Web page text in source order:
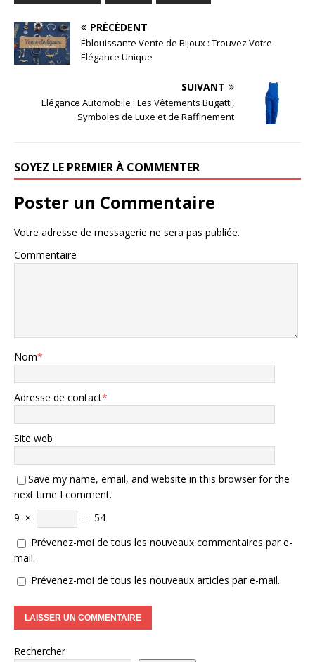
PRÉCÉDENT
Éblouissante Vente de Bijoux : Trouvez Votre
Élégance Unique
SUIVANT
Élégance Automobile : Les Vêtements Bugatti,
Symboles de Luxe et de Raffinement
SOYEZ LE PREMIER À COMMENTER
Poster un Commentaire
Votre adresse de messagerie ne sera pas publiée.
Commentaire
Nom*
Adresse de contact*
Site web
Save my name, email, and website in this browser for the
next time I comment.
9 × = 54
Prévenez-moi de tous les nouveaux commentaires par e-
mail.
Prévenez-moi de tous les nouveaux articles par e-mail.
Rechercher